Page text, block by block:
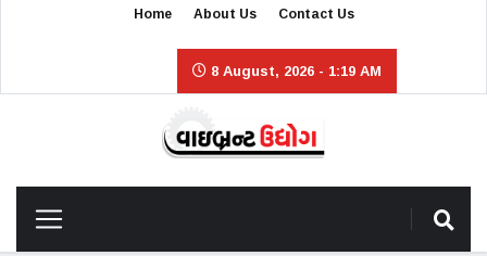
Home About Us Contact Us
8 August, 2026 - 1:19 AM